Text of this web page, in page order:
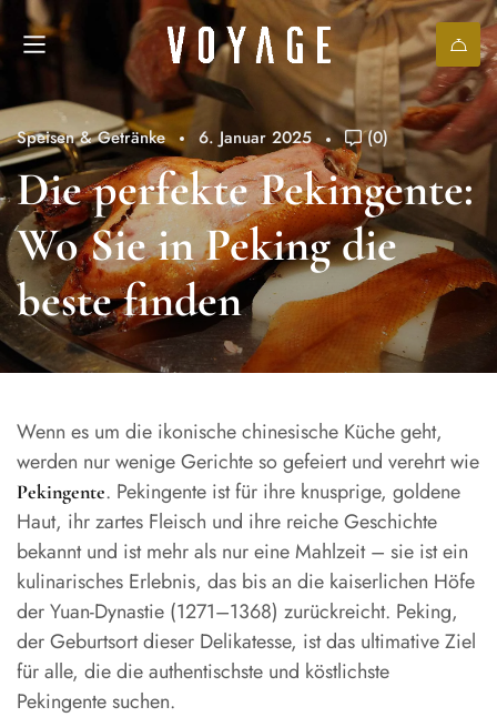
Speisen & Getränke 6. Januar 2025 (0)
Die perfekte Pekingente:
Wo Sie in Peking die
beste finden
Wenn es um die ikonische chinesische Küche geht,
werden nur wenige Gerichte so gefeiert und verehrt wie
Pekingente. Pekingente ist für ihre knusprige, goldene
Haut, ihr zartes Fleisch und ihre reiche Geschichte
bekannt und ist mehr als nur eine Mahlzeit – sie ist ein
kulinarisches Erlebnis, das bis an die kaiserlichen Höfe
der Yuan-Dynastie (1271–1368) zurückreicht. Peking,
der Geburtsort dieser Delikatesse, ist das ultimative Ziel
für alle, die die authentischste und köstlichste
Pekingente suchen.